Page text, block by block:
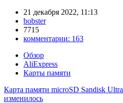
21 декабря 2022, 11:13
bobster
7715
комментарии: 163
Обзор
AliExpress
Карты памяти
Карта памяти microSD Sandisk
изменилось